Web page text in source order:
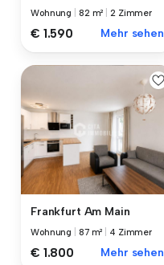
Wohnung 82 m² |2 Zimmer
€ 1.590 Mehr sehen
Frankfurt Am Main
Wohnung 87 m² 4 Zimmer
€ 1.800 Mehr sehen